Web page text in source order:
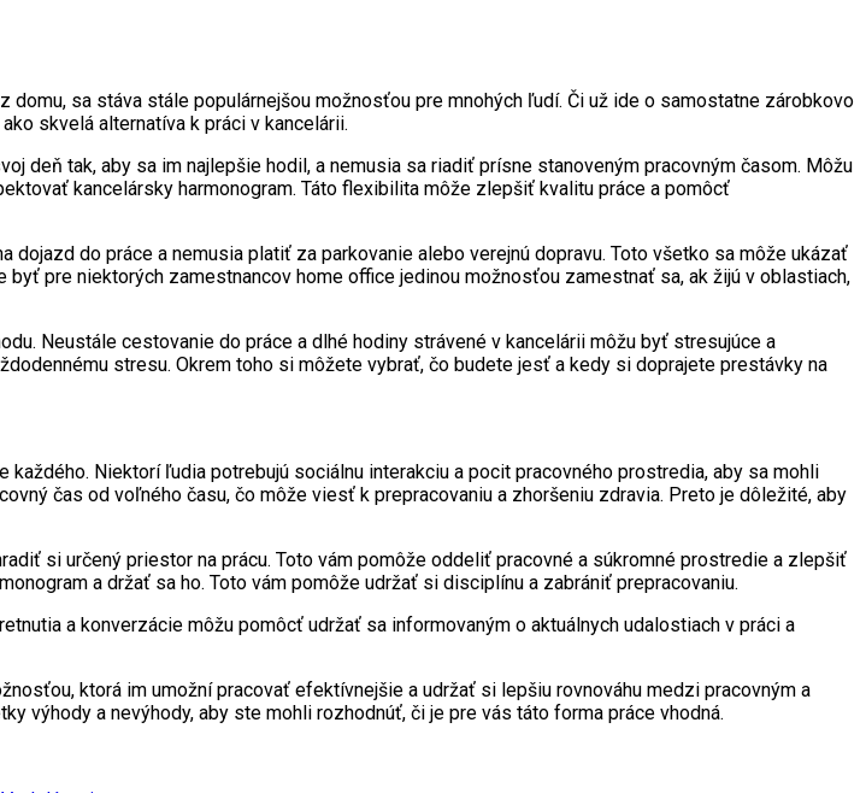
sa stáva stále populárnejšou možnosťou pre mnohých ľudí. Či už ide o samostatne zárobkovo
skvelá alternatíva k práci v kancelárii.
deň tak, aby sa im najlepšie hodil, a nemusia sa riadiť prísne stanoveným pracovným časom. Môžu
kancelársky harmonogram. Táto flexibilita môže zlepšiť kvalitu práce a pomôcť
do práce a nemusia platiť za parkovanie alebo verejnú dopravu. Toto všetko sa môže ukázať
pre niektorých zamestnancov home office jedinou možnosťou zamestnať sa, ak žijú v oblastiach,
Neustále cestovanie do práce a dlhé hodiny strávené v kancelárii môžu byť stresujúce a
stresu. Okrem toho si môžete vybrať, čo budete jesť a kedy si doprajete prestávky na
Niektorí ľudia potrebujú sociálnu interakciu a pocit pracovného prostredia, aby sa mohli
čas od voľného času, čo môže viesť k prepracovaniu a zhoršeniu zdravia. Preto je dôležité, aby
si určený priestor na prácu. Toto vám pomôže oddeliť pracovné a súkromné prostredie a zlepšiť
a držať sa ho. Toto vám pomôže udržať si disciplínu a zabrániť prepracovaniu.
a konverzácie môžu pomôcť udržať sa informovaným o aktuálnych udalostiach v práci a
ktorá im umožní pracovať efektívnejšie a udržať si lepšiu rovnováhu medzi pracovným a
výhody a nevýhody, aby ste mohli rozhodnúť, či je pre vás táto forma práce vhodná.